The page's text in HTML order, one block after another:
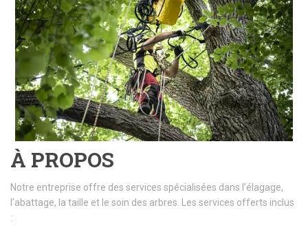
À PROPOS
Notre entreprise offre des services spécialisées dans l’élagage,
l’abattage, la taille et le soin des arbres. Les services offerts inclus
: